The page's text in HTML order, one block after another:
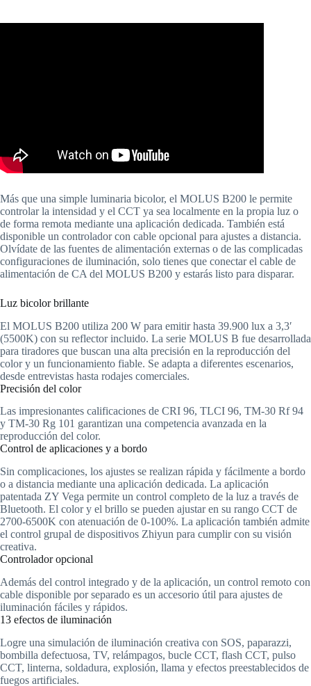
Más que una simple luminaria bicolor, el MOLUS B200 le permite
controlar la intensidad y el CCT ya sea localmente en la propia luz o
de forma remota mediante una aplicación dedicada. También está
disponible un controlador con cable opcional para ajustes a distancia.
Olvídate de las fuentes de alimentación externas o de las complicadas
configuraciones de iluminación, solo tienes que conectar el cable de
alimentación de CA del MOLUS B200 y estarás listo para disparar.
Luz bicolor brillante
El MOLUS B200 utiliza 200 W para emitir hasta 39.900 lux a 3,3′
(5500K) con su reflector incluido. La serie MOLUS B fue desarrollada
para tiradores que buscan una alta precisión en la reproducción del
color y un funcionamiento fiable. Se adapta a diferentes escenarios,
desde entrevistas hasta rodajes comerciales.
Precisión del color
Las impresionantes calificaciones de CRI 96, TLCI 96, TM-30 Rf 94
y TM-30 Rg 101 garantizan una competencia avanzada en la
reproducción del color.
Control de aplicaciones y a bordo
Sin complicaciones, los ajustes se realizan rápida y fácilmente a bordo
o a distancia mediante una aplicación dedicada. La aplicación
patentada ZY Vega permite un control completo de la luz a través de
Bluetooth. El color y el brillo se pueden ajustar en su rango CCT de
2700-6500K con atenuación de 0-100%. La aplicación también admite
el control grupal de dispositivos Zhiyun para cumplir con su visión
creativa.
Controlador opcional
Además del control integrado y de la aplicación, un control remoto con
cable disponible por separado es un accesorio útil para ajustes de
iluminación fáciles y rápidos.
13 efectos de iluminación
Logre una simulación de iluminación creativa con SOS, paparazzi,
bombilla defectuosa, TV, relámpagos, bucle CCT, flash CCT, pulso
CCT, linterna, soldadura, explosión, llama y efectos preestablecidos de
fuegos artificiales.